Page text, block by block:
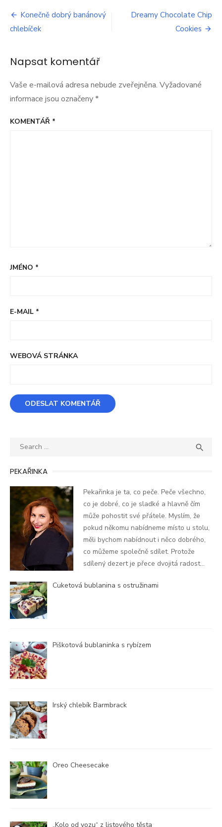
Tatin
Navigace
pro
Konečně dobrý banánový
chlebíček
Dreamy Chocolate Chip
Cookies
Napsat komentář
Vaše e-mailová adresa nebude zveřejněna. Vyžadované
informace jsou označeny*
KOMENTÁŘ *
JMÉNO *
E-MAIL *
WEBOVÁ STRÁNKA
Search

PEKAŘINKA
Pekařinka je ta, co peče. Peče všechno,
co je dobré, co je sladké a hlavně čím
může pohostit své přátele. Myslím, že
pokud někomu nabídneme místo u stolu,
měli bychom nabídnout i něco dobrého,
co můžeme společně sdílet. Protože
sdílený dezert je přece dvojitá radost...
Cuketová bublanina s ostružinami
Piškotová bublaninka s rybízem
Irský chlebík Barmbrack
Oreo Cheesecake
„Kolo od vozu“ z listového těsta